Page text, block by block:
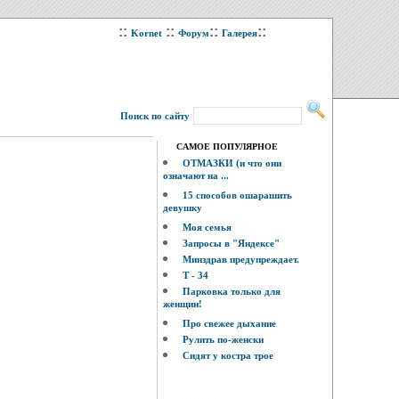
:: Kornet :: Форум:: Галерея::
Поиск по сайту
САМОЕ ПОПУЛЯРНОЕ
ОТМАЗКИ (и что они
означают на ...
15 способов ошарашить
девушку
Моя семья
Запросы в "Яндексе"
Минздрав предупреждает.
Т - 34
Парковка только для
женщин!
Про свежее дыхание
Рулить по-женски
Сидят у костра трое